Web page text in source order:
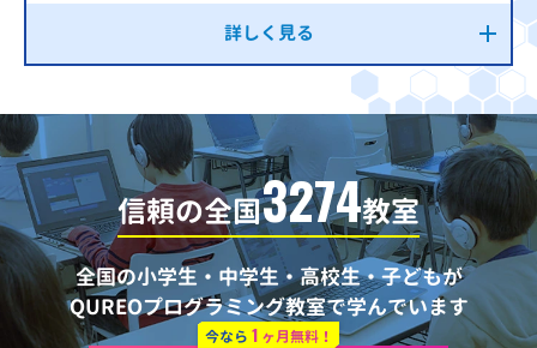
詳しく見る
信頼の全国3274教室
全国の小学生・中学生・高校生・子どもが
QUREOプログラミング教室で学んでいます
今なら 1 ヶ月無料！